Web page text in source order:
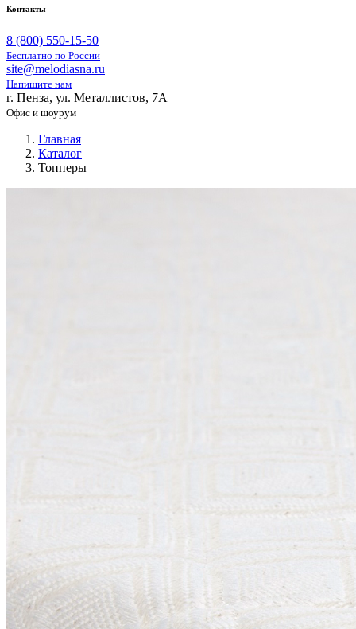
Контакты
8 (800) 550-15-50
Бесплатно по России
site@melodiasna.ru
Напишите нам
г. Пенза, ул. Металлистов, 7А
Офис и шоурум
Главная
Каталог
Топперы